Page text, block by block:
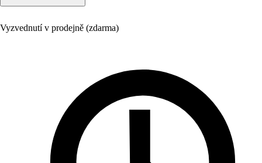
Vyzvednutí v prodejně (zdarma)